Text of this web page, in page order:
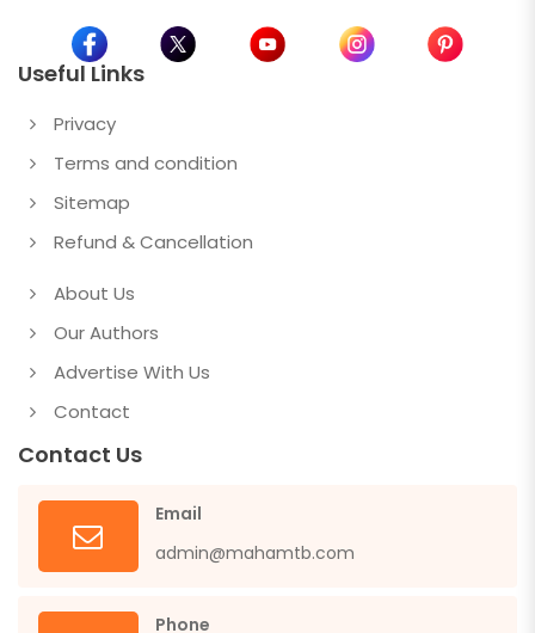
Useful Links
Privacy
Terms and condition
Sitemap
Refund & Cancellation
About Us
Our Authors
Advertise With Us
Contact
Contact Us
Email
admin@mahamtb.com
Phone